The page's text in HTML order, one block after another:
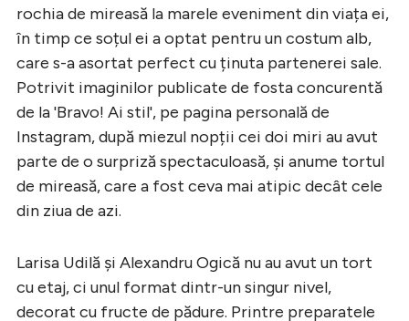
rochia de mireasă la marele eveniment din viața ei,
în timp ce soțul ei a optat pentru un costum alb,
care s-a asortat perfect cu ținuta partenerei sale.
Potrivit imaginilor publicate de fosta concurentă
de la 'Bravo! Ai stil', pe pagina personală de
Instagram, după miezul nopții cei doi miri au avut
parte de o surpriză spectaculoasă, și anume tortul
de mireasă, care a fost ceva mai atipic decât cele
din ziua de azi.
Larisa Udilă și Alexandru Ogică nu au avut un tort
cu etaj, ci unul format dintr-un singur nivel,
decorat cu fructe de pădure. Printre preparatele